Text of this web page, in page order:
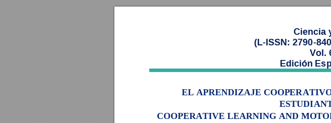
Ciencia
(L-ISSN: 2790-
Vol.
Edición
EL APRENDIZAJE
COOPERATIVE LEARNING AND